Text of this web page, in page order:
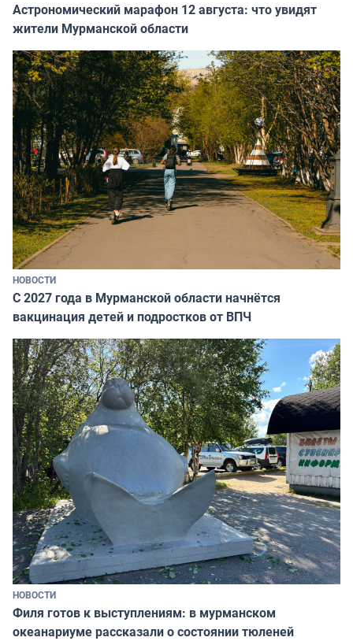
Астрономический марафон 12 августа: что увидят
жители Мурманской области
НОВОСТИ
С 2027 года в Мурманской области начнётся
вакцинация детей и подростков от ВПЧ
НОВОСТИ
Филя готов к выступлениям: в мурманском
океанариуме рассказали о состоянии тюленей